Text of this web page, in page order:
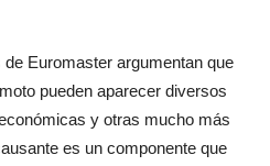
Euromaster argumentan que
pueden aparecer diversos
y otras mucho más
es un componente que